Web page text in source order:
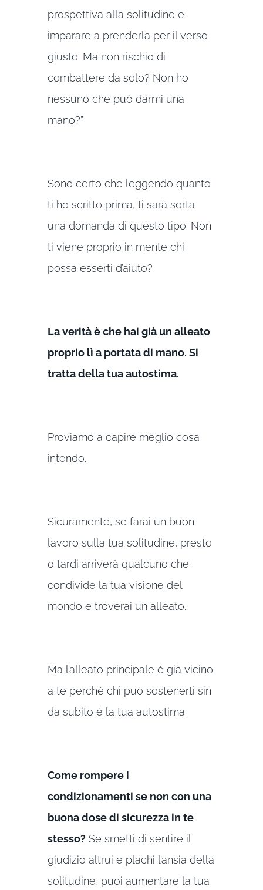
prospettiva alla solitudine e
imparare a prenderla per il verso
giusto. Ma non rischio di
combattere da solo? Non ho
nessuno che può darmi una
mano?”
Sono certo che leggendo quanto
ti ho scritto prima, ti sarà sorta
una domanda di questo tipo. Non
ti viene proprio in mente chi
possa esserti d’aiuto?
La verità è che hai già un alleato
proprio lì a portata di mano. Si
tratta della tua autostima.
Proviamo a capire meglio cosa
intendo.
Sicuramente, se farai un buon
lavoro sulla tua solitudine, presto
o tardi arriverà qualcuno che
condivide la tua visione del
mondo e troverai un alleato.
Ma l’alleato principale è già vicino
a te perché chi può sostenerti sin
da subito è la tua autostima.
Come rompere i
condizionamenti se non con una
buona dose di sicurezza in te
stesso? Se smetti di sentire il
giudizio altrui e plachi l’ansia della
solitudine, puoi aumentare la tua